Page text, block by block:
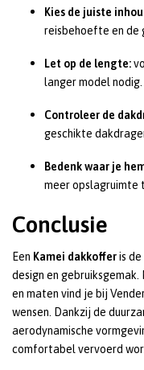
Kies de juiste
reisbehoefte en de
Let op de lengte:
langer model nodig.
Controleer de
geschikte
Bedenk waar je
meer opslagruimte
Conclusie
Een Kamei dakkofferis
design en
en maten vind je bij
wensen. Dankzij de
aerodynamische
comfortabel vervoerd